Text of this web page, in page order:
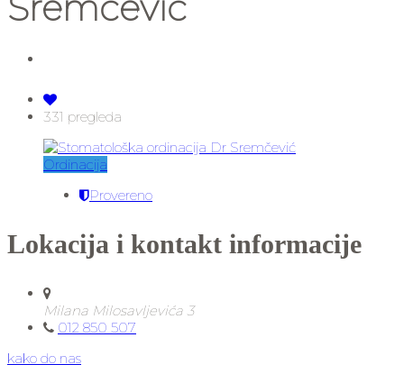
331 pregleda
Ordinacija
Provereno
Lokacija i kontakt informacije
Milana Milosavljevića 3
012 850 507
kako do nas